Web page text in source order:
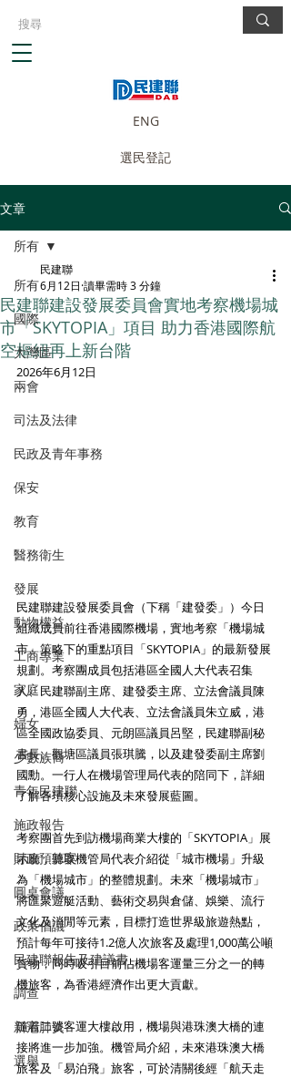
ENG
選民登記
文章
所有
國際
大灣區
兩會
司法及法律
民政及青年事務
保安
教育
醫務衛生
發展
動物權益
工商專業
家庭
婦女
少數族裔
青年民建聯
施政報告
財政預算案
圓桌會議
政策倡議
民建聯報告及建議書
調查
新冠肺炎
選舉
所有
民建聯建設發展委員會實地考察機場城
市「SKYTOPIA」項目 助力香港國際航
空樞紐再上新台階
民建聯
6月12日 讀畢需時 3 分鐘
2026年6月12日
民建聯建設發展委員會（下稱「建發委」）今日
組織成員前往香港國際機場，實地考察「機場城
市」策略下的重點項目「SKYTOPIA」的最新發展
規劃。考察團成員包括港區全國人大代表召集
人、民建聯副主席、建發委主席、立法會議員陳
勇，港區全國人大代表、立法會議員朱立威，港
區全國政協委員、元朗區議員呂堅，民建聯副秘
書長、觀塘區議員張琪騰，以及建發委副主席劉
國勳。一行人在機場管理局代表的陪同下，詳細
了解各項核心設施及未來發展藍圖。
考察團首先到訪機場商業大樓的「SKYTOPIA」展
示廳，聽取機管局代表介紹從「城市機場」升級
為「機場城市」的整體規劃。未來「機場城市」
將匯聚遊艇活動、藝術交易與倉儲、娛樂、流行
文化及消閒等元素，目標打造世界級旅遊熱點，
預計每年可接待1.2億人次旅客及處理1,000萬公噸
貨物，同時吸引目前佔機場客運量三分之一的轉
機旅客，為香港經濟作出更大貢獻。
隨着二號客運大樓啟用，機場與港珠澳大橋的連
接將進一步加強。機管局介紹，未來港珠澳大橋
旅客及「易泊飛」旅客，可於清關後經「航天走